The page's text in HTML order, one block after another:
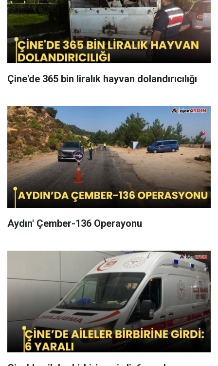
Çine'de 365 bin liralık hayvan dolandırıcılığı
Aydın' Çember-136 Operayonu